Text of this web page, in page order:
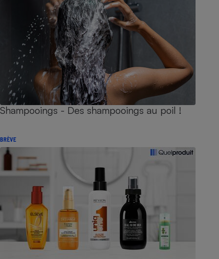
Shampooings - Des shampooings au poil !
BRÈVE